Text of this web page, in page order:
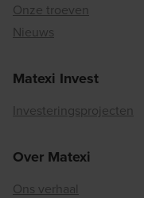
Onze troeven
Nieuws
Matexi Invest
Investeringsprojecten
Over Matexi
Ons verhaal